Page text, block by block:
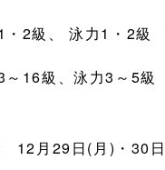
1・2級、 泳力1・2
3～16級、泳力3～
12月29日(月)・30